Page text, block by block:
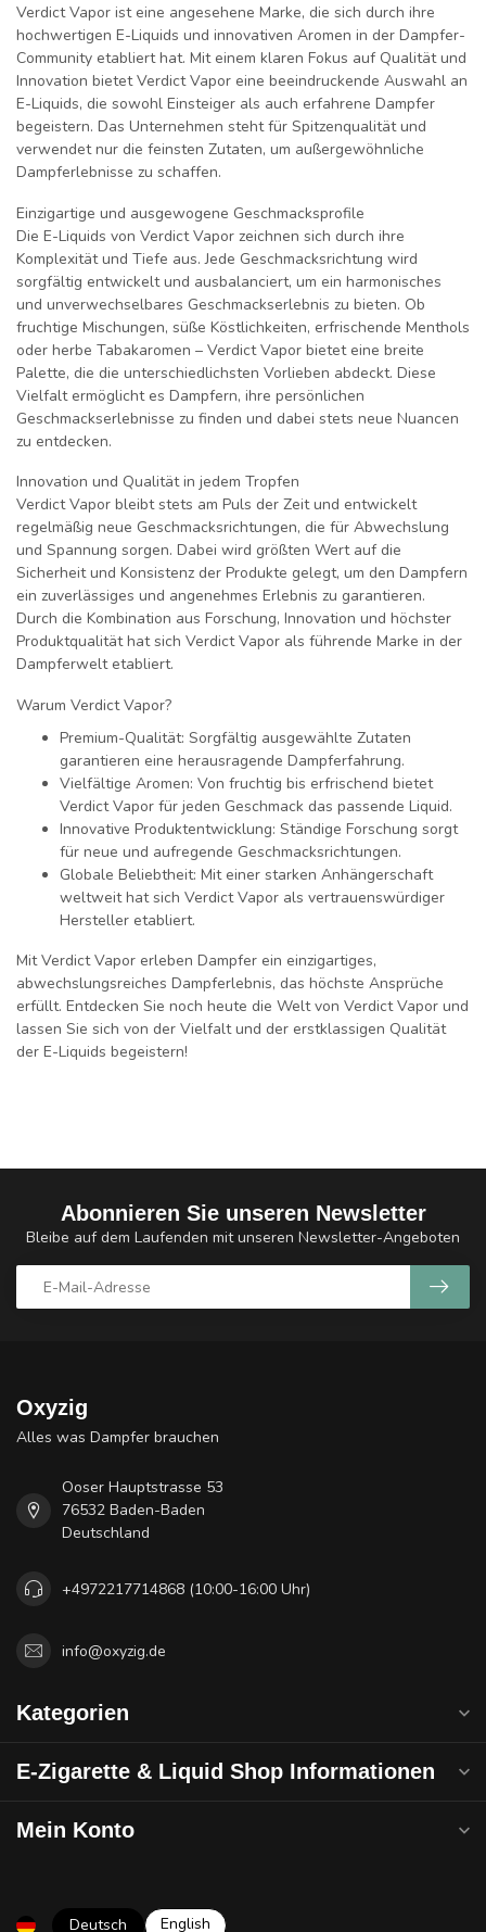
Verdict Vapor ist eine angesehene Marke, die sich durch ihre
hochwertigen E-Liquids und innovativen Aromen in der Dampfer-
Community etabliert hat. Mit einem klaren Fokus auf Qualität und
Innovation bietet Verdict Vapor eine beeindruckende Auswahl an
E-Liquids, die sowohl Einsteiger als auch erfahrene Dampfer
begeistern. Das Unternehmen steht für Spitzenqualität und
verwendet nur die feinsten Zutaten, um außergewöhnliche
Dampferlebnisse zu schaffen.
Einzigartige und ausgewogene Geschmacksprofile
Die E-Liquids von Verdict Vapor zeichnen sich durch ihre
Komplexität und Tiefe aus. Jede Geschmacksrichtung wird
sorgfältig entwickelt und ausbalanciert, um ein harmonisches
und unverwechselbares Geschmackserlebnis zu bieten. Ob
fruchtige Mischungen, süße Köstlichkeiten, erfrischende Menthols
oder herbe Tabakaromen – Verdict Vapor bietet eine breite
Palette, die die unterschiedlichsten Vorlieben abdeckt. Diese
Vielfalt ermöglicht es Dampfern, ihre persönlichen
Geschmackserlebnisse zu finden und dabei stets neue Nuancen
zu entdecken.
Innovation und Qualität in jedem Tropfen
Verdict Vapor bleibt stets am Puls der Zeit und entwickelt
regelmäßig neue Geschmacksrichtungen, die für Abwechslung
und Spannung sorgen. Dabei wird größten Wert auf die
Sicherheit und Konsistenz der Produkte gelegt, um den Dampfern
ein zuverlässiges und angenehmes Erlebnis zu garantieren.
Durch die Kombination aus Forschung, Innovation und höchster
Produktqualität hat sich Verdict Vapor als führende Marke in der
Dampferwelt etabliert.
Warum Verdict Vapor?
Premium-Qualität: Sorgfältig ausgewählte Zutaten
garantieren eine herausragende Dampferfahrung.
Vielfältige Aromen: Von fruchtig bis erfrischend bietet
Verdict Vapor für jeden Geschmack das passende Liquid.
Innovative Produktentwicklung: Ständige Forschung sorgt
für neue und aufregende Geschmacksrichtungen.
Globale Beliebtheit: Mit einer starken Anhängerschaft
weltweit hat sich Verdict Vapor als vertrauenswürdiger
Hersteller etabliert.
Mit Verdict Vapor erleben Dampfer ein einzigartiges,
abwechslungsreiches Dampferlebnis, das höchste Ansprüche
erfüllt. Entdecken Sie noch heute die Welt von Verdict Vapor und
lassen Sie sich von der Vielfalt und der erstklassigen Qualität
der E-Liquids begeistern!
Abonnieren Sie unseren Newsletter
Bleibe auf dem Laufenden mit unseren Newsletter-Angeboten
Oxyzig
Alles was Dampfer brauchen
Ooser Hauptstrasse 53
76532 Baden-Baden
Deutschland
+4972217714868 (10:00-16:00 Uhr)
info@oxyzig.de
Kategorien
E-Zigarette & Liquid Shop Informationen
Mein Konto
Deutsch English